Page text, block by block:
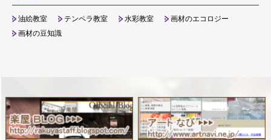
油絵教室 テンペラ教室 水彩教室
画材のエコロジー
画材の豆知識